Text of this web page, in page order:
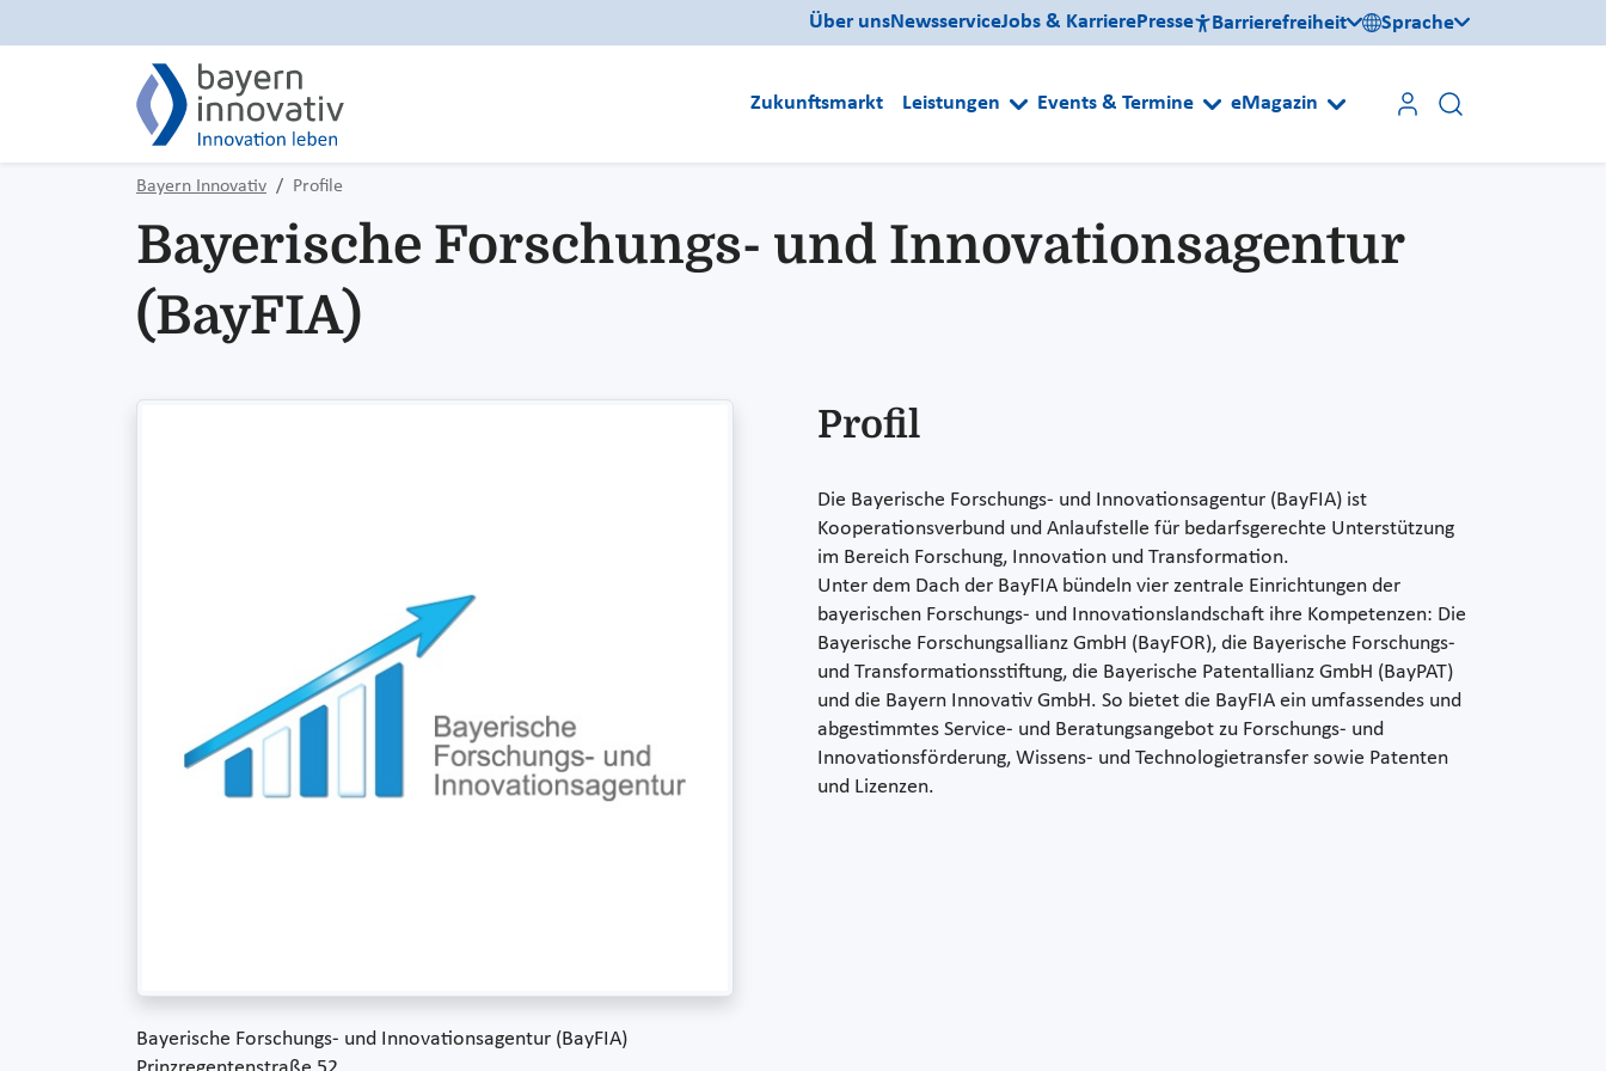
Über unsNewsserviceJobs & KarrierePresse Barrierefreiheit Sprache
Zukunftsmarkt Leistungen Events & Termine eMagazin
Bayern Innovativ Profile
Bayerische Forschungs- und Innovationsagentur
(BayFIA)
Bayerische Forschungs- und Innovationsagentur (BayFIA)
Profil
Die Bayerische Forschungs- und Innovationsagentur (BayFIA) ist
Kooperationsverbund und Anlaufstelle für bedarfsgerechte Unterstützung
im Bereich Forschung, Innovation und Transformation.
Unter dem Dach der BayFIA bündeln vier zentrale Einrichtungen der
bayerischen Forschungs- und Innovationslandschaft ihre Kompetenzen: Die
Bayerische Forschungsallianz GmbH (BayFOR), die Bayerische Forschungs-
und Transformationsstiftung, die Bayerische Patentallianz GmbH (BayPAT)
und die Bayern Innovativ GmbH. So bietet die BayFIA ein umfassendes und
abgestimmtes Service- und Beratungsangebot zu Forschungs- und
Innovationsförderung, Wissens- und Technologietransfer sowie Patenten
und Lizenzen.